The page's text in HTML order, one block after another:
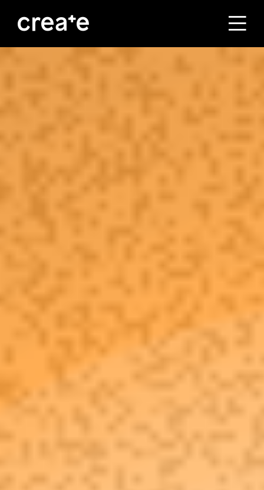
ראשי
הסטודיו
מסלולי הלימוד
הבוגרים
עלינו
קורסים לחברות
המגזין
יצירת קשר
English